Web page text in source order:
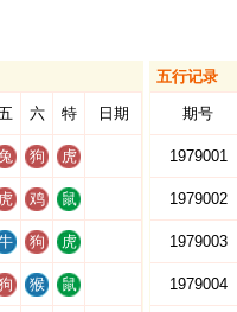
六 特 日期
狗 虎
虎 鸡 鼠
狗 虎
猴 鼠
五行记录
期号
1979001
1979002
1979003
1979004